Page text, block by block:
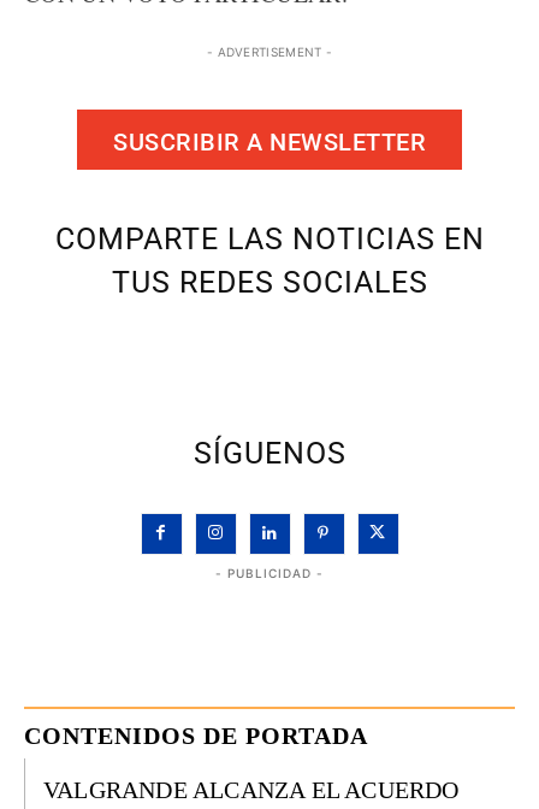
- ADVERTISEMENT -
SUSCRIBIR A NEWSLETTER
COMPARTE LAS NOTICIAS EN
TUS REDES SOCIALES
SÍGUENOS
- PUBLICIDAD -
CONTENIDOS DE PORTADA
VALGRANDE ALCANZA EL ACUERDO